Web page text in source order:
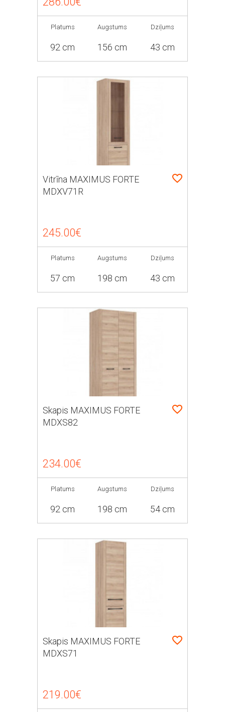
Platums
92 cm
Augstums
156 cm
Dziļums
43 cm
Vitrīna MAXIMUS FORTE
MDXV71R
245.00€
Platums
57 cm
Augstums
198 cm
Dziļums
43 cm
Skapis MAXIMUS FORTE
MDXS82
234.00€
Platums
92 cm
Augstums
198 cm
Dziļums
54 cm
Skapis MAXIMUS FORTE
MDXS71
219.00€